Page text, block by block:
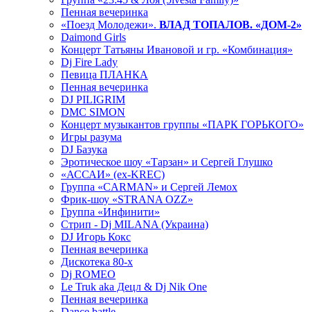
Пенная вечеринка
«Поезд Молодежи». ВЛАД ТОПАЛОВ. «ДОМ-2»
Daimond Girls
Концерт Татьяны Ивановой и гр. «Комбинация»
Dj Fire Lady
Певица ПЛАНКА
Пенная вечеринка
DJ PILIGRIM
DMC SIMON
Концерт музыкантов группы «ПАРК ГОРЬКОГО»
Игры разума
DJ Базука
Эротическое шоу «Тарзан» и Сергей Глушко
«АССАИ» (ex-KREC)
Группа «CARMAN» и Сергей Лемох
Фрик-шоу «STRANA OZZ»
Группа «Инфинити»
Стрип - Dj MILANA (Украина)
DJ Игорь Кокс
Пенная вечеринка
Дискотека 80-х
Dj ROMEO
Le Truk aka Децл & Dj Nik One
Пенная вечеринка